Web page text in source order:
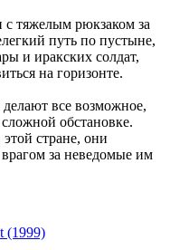
с тяжелым рюкзаком за
путь по пустыне,
и иракских солдат,
на горизонте.
все возможное,
обстановке.
стране, они
за неведомые им
(1999)